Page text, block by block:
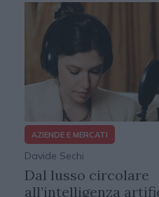
AZIENDE E MERCATI
Davide Sechi
Dal lusso circolare
all’intelligenza